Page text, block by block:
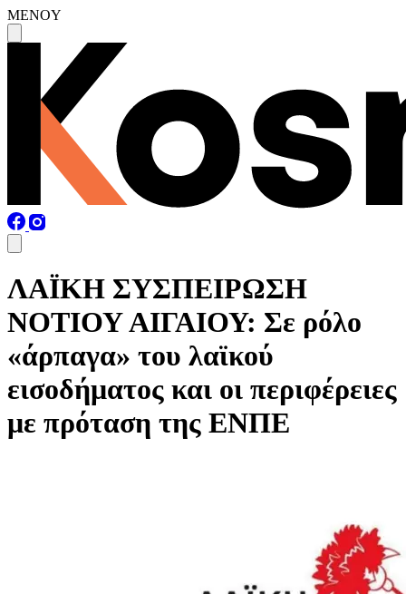
MENOY
ΛΑΪΚΗ ΣΥΣΠΕΙΡΩΣΗ
ΝΟΤΙΟΥ ΑΙΓΑΙΟΥ: Σε ρόλο
«άρπαγα» του λαϊκού
εισοδήματος και οι περιφέρειες
με πρόταση της ΕΝΠΕ